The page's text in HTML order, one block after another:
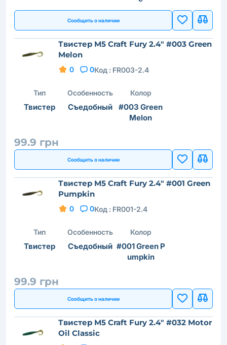
Сообщить о наличии
Твистер M5 Craft Fury 2.4" #003 Green
Melon
0 0Код : FR003-2.4
Тип
Твистер
Особенность
Съедобный
Колор
#003 Green
Melon
99.9 грн
Сообщить о наличии
Твистер M5 Craft Fury 2.4" #001 Green
Pumpkin
0 0Код : FR001-2.4
Тип
Твистер
Особенность
Съедобный
Колор
#001 Green P
umpkin
99.9 грн
Сообщить о наличии
Твистер M5 Craft Fury 2.4" #032 Motor
Oil Classic